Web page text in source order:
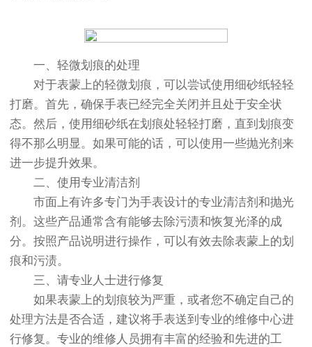
一、轻微划痕的处理
对于表蒙上的轻微划痕，可以尝试使用细砂纸轻轻
打磨。首先，确保手表已经完全关闭并且处于安全状
态。然后，使用细砂纸在划痕处轻轻打磨，直到划痕变
得不那么明显。如果可能的话，可以使用一些抛光剂来
进一步提升效果。
二、使用专业清洁剂
市面上有许多专门为手表设计的专业清洁剂和抛光
剂。这些产品通常含有能够去除污渍和恢复光泽的成
分。按照产品说明进行操作，可以有效去除表蒙上的划
痕和污渍。
三、请专业人士进行修复
如果表蒙上的划痕较为严重，或者您不确定自己的
处理方法是否合适，建议将手表送到专业的维修中心进
行修复。专业的维修人员拥有丰富的经验和先进的工